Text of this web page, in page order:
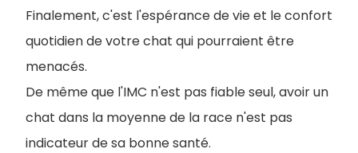
Finalement, c'est l'espérance de vie et le confort
quotidien de votre chat qui pourraient être
menacés.
De même que l'IMC n'est pas fiable seul, avoir un
chat dans la moyenne de la race n'est pas
indicateur de sa bonne santé.